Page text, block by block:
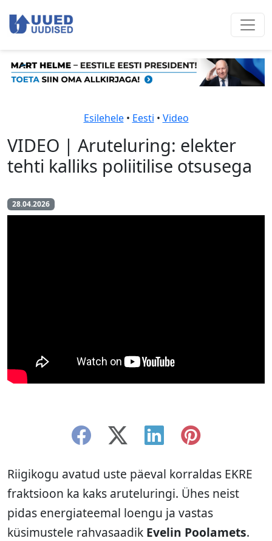
Esilehele• Eesti • Video
VIDEO | Aruteluring: elekter
tehti kalliks poliitilise otsusega
28.04.2026
Riigikogu avatud uste päeval korraldas EKRE
fraktsioon ka kaks aruteluringi. Ühes neist
pidas energiateemal loengu ja vastas
küsimustele rahvasaadik Evelin Poolamets.